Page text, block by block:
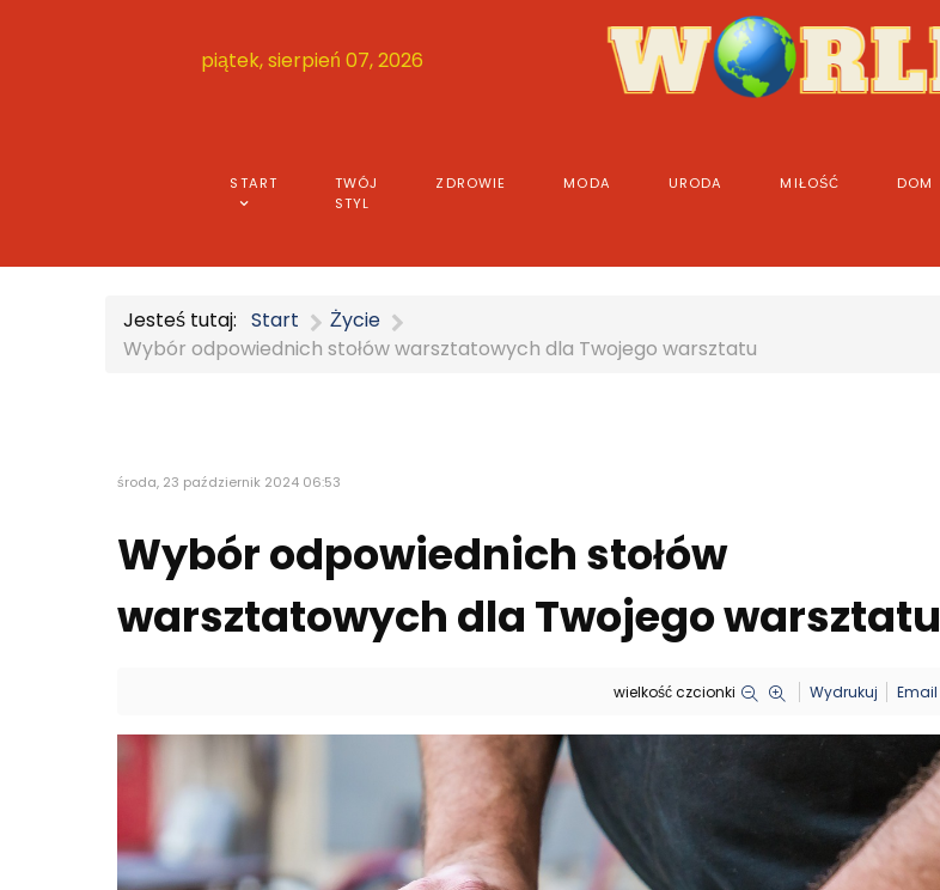
piątek, sierpień 07, 2026
START
TWÓJ
STYL
ZDROWIE MODA URODA MIŁOŚĆ DOM
Jesteś tutaj: Start
Życie
Wybór odpowiednich stołów warsztatowych dla Twojego warsztatu
środa, 23 październik 2024 06:53
Wybór odpowiednich stołów
warsztatowych dla Twojego warsztatu
wielkość czcionki Wydrukuj Email